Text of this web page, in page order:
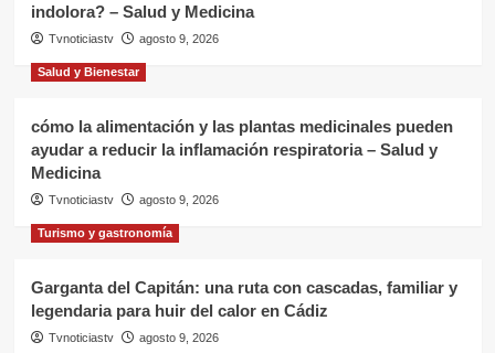
indolora? – Salud y Medicina
Tvnoticiastv agosto 9, 2026
Salud y Bienestar
cómo la alimentación y las plantas medicinales pueden
ayudar a reducir la inflamación respiratoria – Salud y
Medicina
Tvnoticiastv agosto 9, 2026
Turismo y gastronomía
Garganta del Capitán: una ruta con cascadas, familiar y
legendaria para huir del calor en Cádiz
Tvnoticiastv agosto 9, 2026